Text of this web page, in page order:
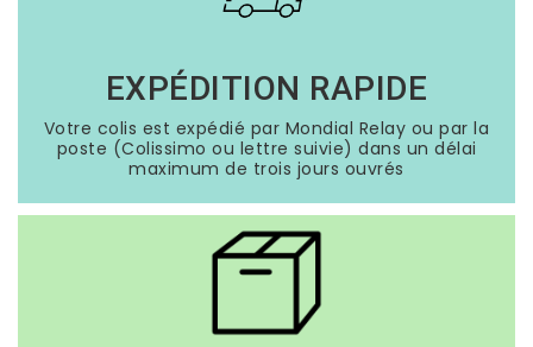
EXPÉDITION RAPIDE
Votre colis est expédié par Mondial Relay ou par la
poste (Colissimo ou lettre suivie) dans un délai
maximum de trois jours ouvrés